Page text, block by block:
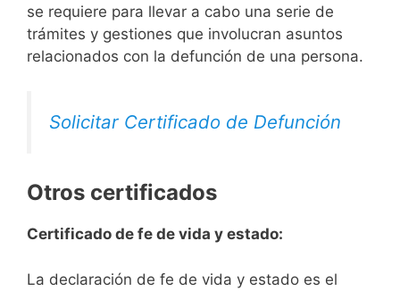
se requiere para llevar a cabo una serie de
trámites y gestiones que involucran asuntos
relacionados con la defunción de una persona.
Solicitar Certificado de Defunción
Otros certificados
Certificado de fe de vida y estado:
La declaración de fe de vida y estado es el